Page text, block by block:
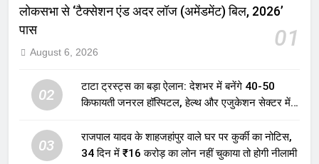
लोकसभा से ‘टैक्सेशन एंड अदर लॉज (अमेंडमेंट) बिल, 2026’
पास
01
August 6, 2026
02
टाटा ट्रस्ट्स का बड़ा ऐलान: देशभर में बनेंगे 40-50
किफायती जनरल हॉस्पिटल, हेल्थ और एजुकेशन सेक्टर में
03
राजपाल यादव के शाहजहांपुर वाले घर पर कुर्की का नोटिस,
34 दिन में ₹16 करोड़ का लोन नहीं चुकाया तो होगी नीलामी